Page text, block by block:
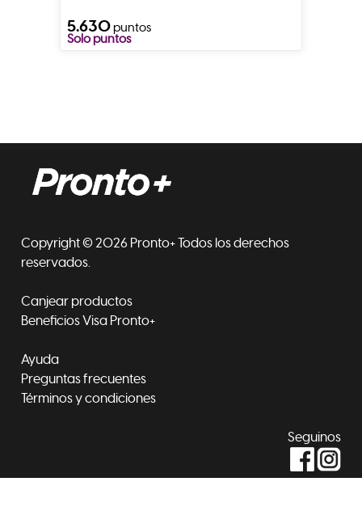
5.630puntos
Solo puntos
Copyright © 2026 Pronto+ Todos los derechos
reservados.
Canjear productos
Beneficios Visa Pronto+
Ayuda
Preguntas frecuentes
Términos y condiciones
Seguinos